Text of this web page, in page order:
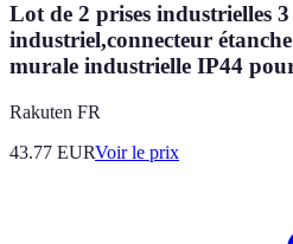
Lot de 2 prises industrielles
industriel,connecteur
murale industrielle IP44
Rakuten FR
43.77 EURVoir le prix